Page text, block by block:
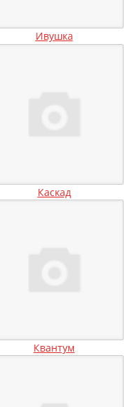
Ивушка
Каскад
Квантум